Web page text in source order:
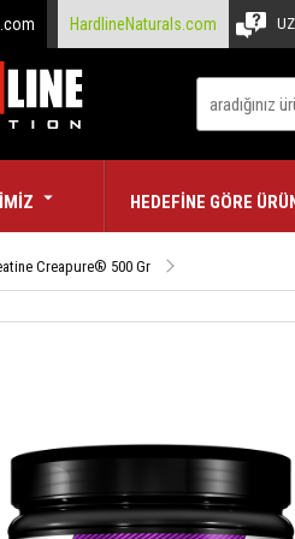
HardlineNaturals.com
HEDEFİNE GÖRE
Creapure® 500 Gr